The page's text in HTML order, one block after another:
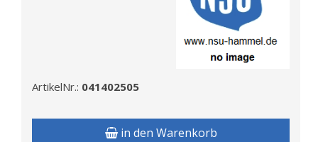
ArtikelNr.: 041402505
in den Warenkorb